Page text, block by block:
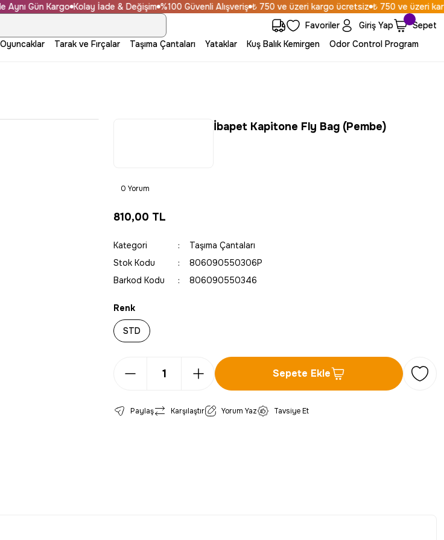
Gün Kargo Kolay İade & Değişim %100 Güvenli Alışveriş ₺ 750 ve üzeri kargo ücretsiz ₺ 750 ve üzeri kargo
Favoriler
Giriş Yap
Sepet
Oyuncaklar Tarak ve Fırçalar Taşıma Çantaları Yataklar Kuş Balık Kemirgen Odor Control Program
İbapet Kapitone Fly Bag (Pembe)
0 Yorum
810,00 TL
Kategori
Taşıma Çantaları
Stok Kodu
806090550306P
Barkod Kodu
806090550346
Renk
STD
Sepete Ekle
Paylaş Karşılaştır Yorum Yaz Tavsiye Et